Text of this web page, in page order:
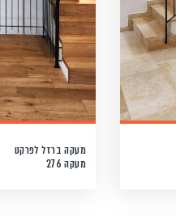
מעקה ברזל לפרקט
מעקה 276